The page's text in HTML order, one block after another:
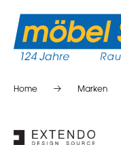
Home Marken